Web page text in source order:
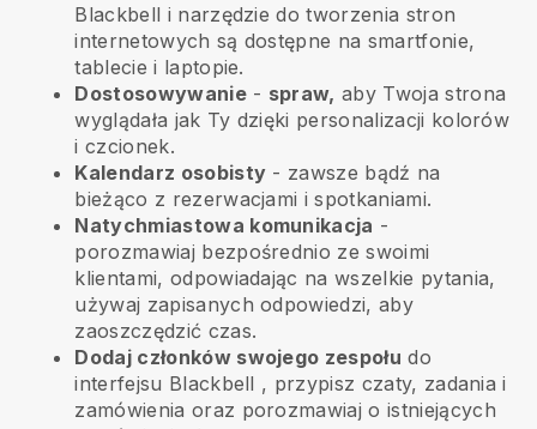
Blackbell i narzędzie do tworzenia stron
internetowych są dostępne na smartfonie,
tablecie i laptopie.
Dostosowywanie- spraw, aby Twoja strona
wyglądała jak Ty dzięki personalizacji kolorów
i czcionek.
Kalendarz osobisty - zawsze bądź na
bieżąco z rezerwacjami i spotkaniami.
Natychmiastowa komunikacja -
porozmawiaj bezpośrednio ze swoimi
klientami, odpowiadając na wszelkie pytania,
używaj zapisanych odpowiedzi, aby
zaoszczędzić czas.
Dodaj członków swojego zespołu do
interfejsu Blackbell , przypisz czaty, zadania i
zamówienia oraz porozmawiaj o istniejących